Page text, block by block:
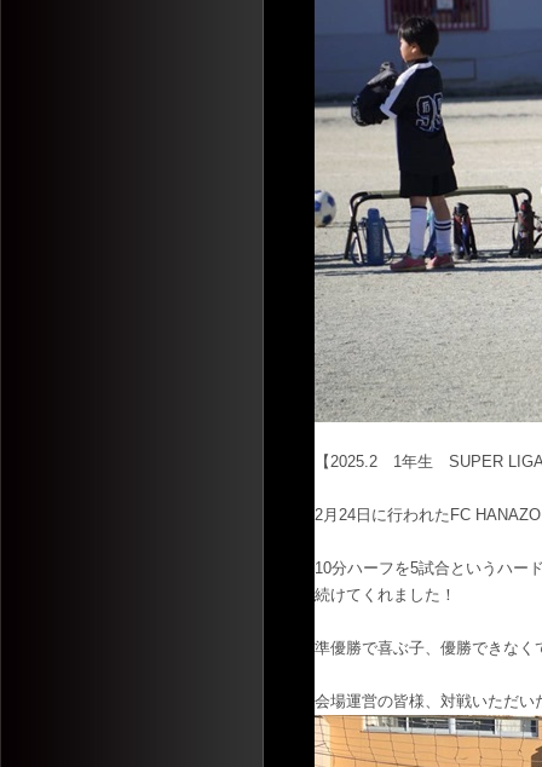
【2025.2 1年生 SUPER
2月24日に行われたFC
10分ハーフを5試合というハー
続けてくれました！
準優勝で喜ぶ子、優勝できな
会場運営の皆様、対戦いただ